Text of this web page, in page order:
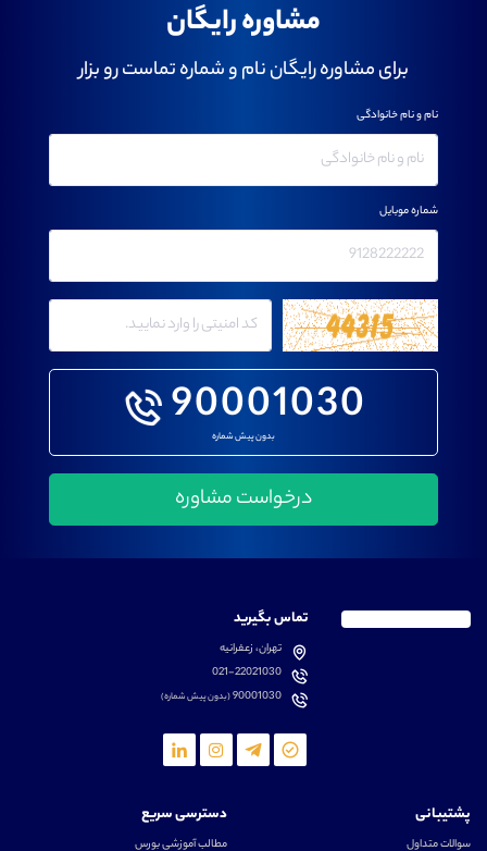
مشاوره رایگان
برای مشاوره رایگان نام و شماره تماست رو بزار
90001030
بدون پیش شماره
نام و نام خانوادگی
شماره موبایل
تماس بگیرید
تهران، زعفرانیه
021-22021030
90001030(بدون پیش شماره)
پشتیبانی
سوالات متداول
دسترسی سریع
مطالب آموزشی بورس